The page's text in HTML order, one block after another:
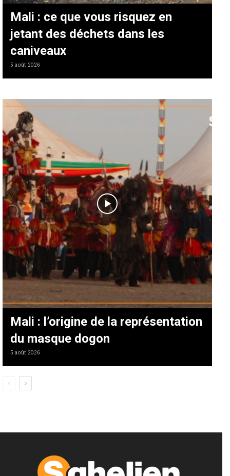
Mali : ce que vous risquez en
jetant des déchets dans les
caniveaux
5 août 2026
Mali : l’origine de la représentation
du masque dogon
5 août 2026